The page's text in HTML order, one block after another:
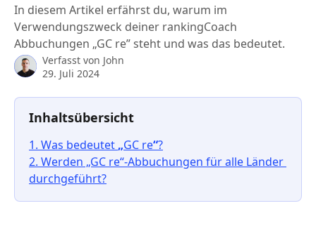
In diesem Artikel erfährst du, warum im
Verwendungszweck deiner rankingCoach
Abbuchungen „GC re” steht und was das bedeutet.
Verfasst von John
29. Juli 2024
Inhaltsübersicht
1. Was bedeutet „GC re“?
2. Werden „GC re“-Abbuchungen für alle Länder
durchgeführt?